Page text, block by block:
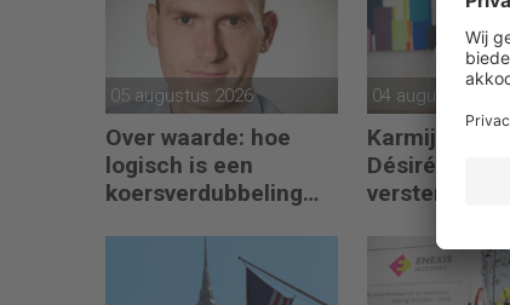
05 augustus 2026
Over waarde: hoe
logisch is een
koersverdubbeling
04 augustus 2026
Karmijn-
Désirée van
versterkt
Capabel